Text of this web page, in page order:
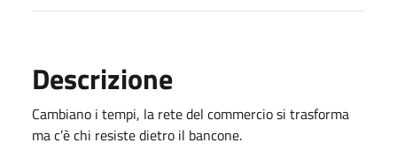
Descrizione
Cambiano i tempi, la rete del commercio si trasforma
ma c’è chi resiste dietro il bancone.